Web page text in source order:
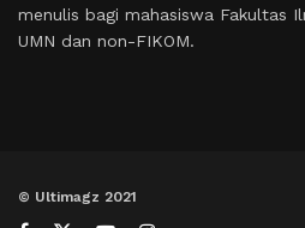
menulis bagi mahasiswa Fakultas
UMN dan non-FIKOM.
© Ultimagz 2021